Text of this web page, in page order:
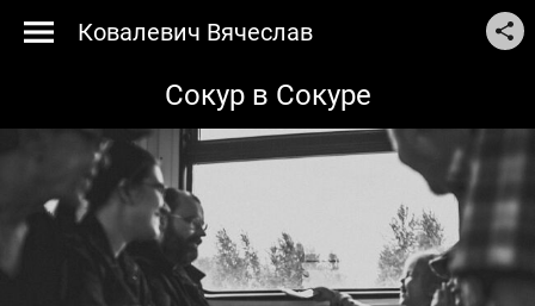
Ковалевич Вячеслав
Сокур в Сокуре